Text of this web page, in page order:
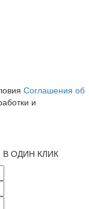
Соглашения об
и
ОДИН КЛИК